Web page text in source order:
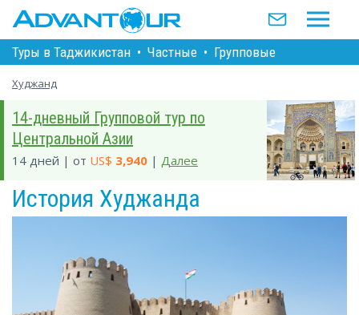
Туры в Таджикистан • Частные • Групповые
Худжанд
14-дневный Групповой тур по
Центральной Азии
14 дней | от US$ 3,940 | Далее
История Худжанда